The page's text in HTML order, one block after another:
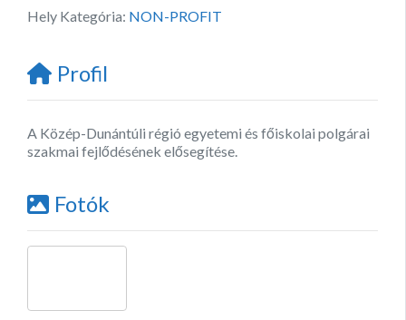
Hely Kategória: NON-PROFIT
Profil
A Közép-Dunántúli régió egyetemi és főiskolai polgárai
szakmai fejlődésének elősegítése.
Fotók